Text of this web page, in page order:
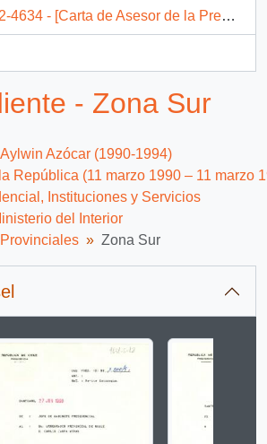
- [Carta de Asesor de la Presidencia a Gobernador Provincial de Ñuble]
- Zona Sur
Azócar (1990-1994)
República (11 marzo 1990 – 11 marzo
Instituciones y Servicios
del Interior
Zona Sur
current slide of this carousel will